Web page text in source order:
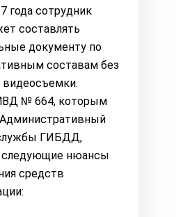
года сотрудник
составлять
документу по
составам без
видеосъемки.
№ 664, которым
ГИБДД,
следующие нюансы
средств